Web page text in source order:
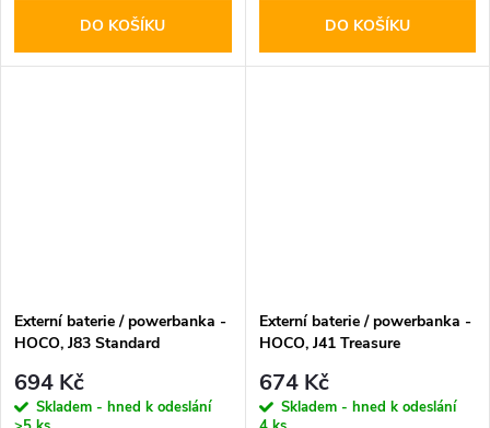
DO KOŠÍKU DO KOŠÍKU
Externí baterie / powerbanka -
HOCO, J83 Standard
Gray
694 Kč
Skladem - hned k odeslání
Externí baterie / powerbanka -
HOCO, J41 Treasure
674 Kč
Skladem - hned k odeslání